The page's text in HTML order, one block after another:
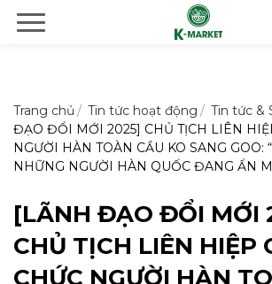
Trang chủ Tin tức hoạt động Tin tức &
ĐẠO ĐỔI MỚI 2025] CHỦ TỊCH LIÊN
NGƯỜI HÀN TOÀN CẦU KO SANG GOO:
NHỮNG NGƯỜI HÀN QUỐC ĐANG ẨN
[LÃNH ĐẠO ĐỔI MỚI
CHỦ TỊCH LIÊN HIỆP
CHỨC NGƯỜI HÀN